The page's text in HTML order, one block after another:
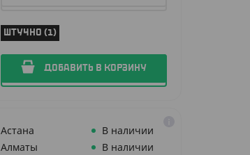
ШТУЧНО (1)
ДОБАВИТЬ В КОРЗИНУ
Астана
В наличии
Алматы
В наличии